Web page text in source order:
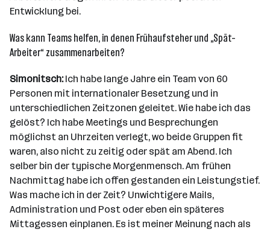
Entwicklung bei.
Was kann Teams helfen, in denen Frühaufsteher und „Spät-
Arbeiter“ zusammenarbeiten?
Simonitsch:Ich habe lange Jahre ein Team von 60
Personen mit internationaler Besetzung und in
unterschiedlichen Zeitzonen geleitet. Wie habe ich das
gelöst? Ich habe Meetings und Besprechungen
möglichst an Uhrzeiten verlegt, wo beide Gruppen fit
waren, also nicht zu zeitig oder spät am Abend. Ich
selber bin der typische Morgenmensch. Am frühen
Nachmittag habe ich offen gestanden ein Leistungstief.
Was mache ich in der Zeit? Unwichtigere Mails,
Administration und Post oder eben ein späteres
Mittagessen einplanen. Es ist meiner Meinung nach als